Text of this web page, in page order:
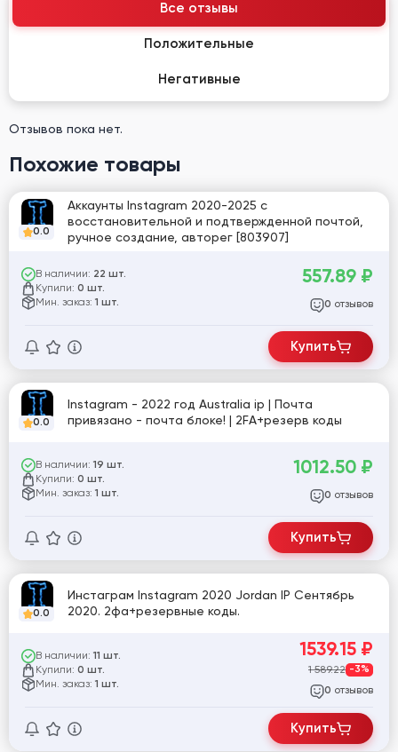
Все отзывы
Положительные
Негативные
Отзывов пока нет.
Похожие товары
0.0
Аккаунты Instagram 2020-2025 с
восстановительной и подтвержденной почтой,
ручное создание, авторег [803907]
В наличии: 22 шт.
Купили: 0 шт.
Мин. заказ: 1 шт.
557.89 ₽
0 отзывов
Купить
0.0
Instagram - 2022 год Australia ip | Почта
привязано - почта блоке! | 2FA+резерв коды
В наличии: 19 шт.
Купили: 0 шт.
Мин. заказ: 1 шт.
1012.50 ₽
0 отзывов
Купить
0.0
Инстаграм Instagram 2020 Jordan IP Сентябрь
2020. 2фа+резервные коды.
В наличии: 11 шт.
Купили: 0 шт.
Мин. заказ: 1 шт.
1539.15 ₽
1 589.22 -3%
0 отзывов
Купить